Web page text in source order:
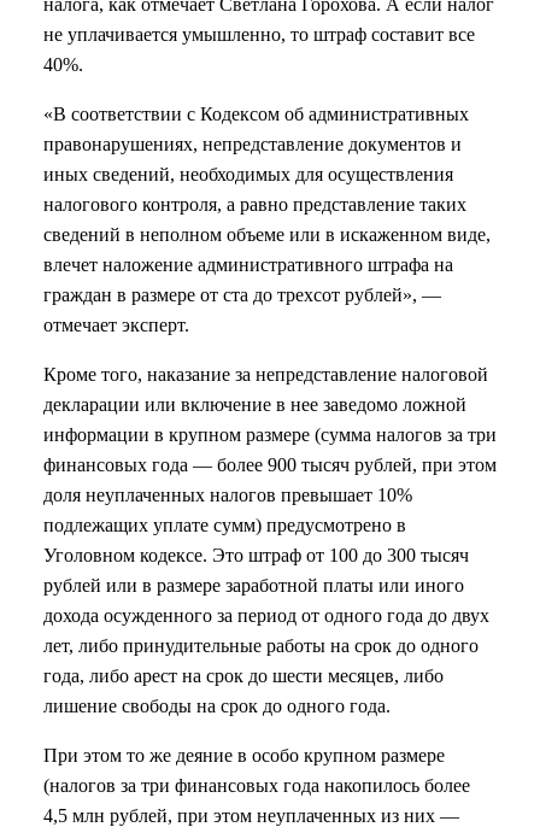
налога, как отмечает Светлана Горохова. А если налог
не уплачивается умышленно, то штраф составит все
40%.
«В соответствии с Кодексом об административных
правонарушениях, непредставление документов и
иных сведений, необходимых для осуществления
налогового контроля, а равно представление таких
сведений в неполном объеме или в искаженном виде,
влечет наложение административного штрафа на
граждан в размере от ста до трехсот рублей», —
отмечает эксперт.
Кроме того, наказание за непредставление налоговой
декларации или включение в нее заведомо ложной
информации в крупном размере (сумма налогов за три
финансовых года — более 900 тысяч рублей, при этом
доля неуплаченных налогов превышает 10%
подлежащих уплате сумм) предусмотрено в
Уголовном кодексе. Это штраф от 100 до 300 тысяч
рублей или в размере заработной платы или иного
дохода осужденного за период от одного года до двух
лет, либо принудительные работы на срок до одного
года, либо арест на срок до шести месяцев, либо
лишение свободы на срок до одного года.
При этом то же деяние в особо крупном размере
(налогов за три финансовых года накопилось более
4,5 млн рублей, при этом неуплаченных из них —